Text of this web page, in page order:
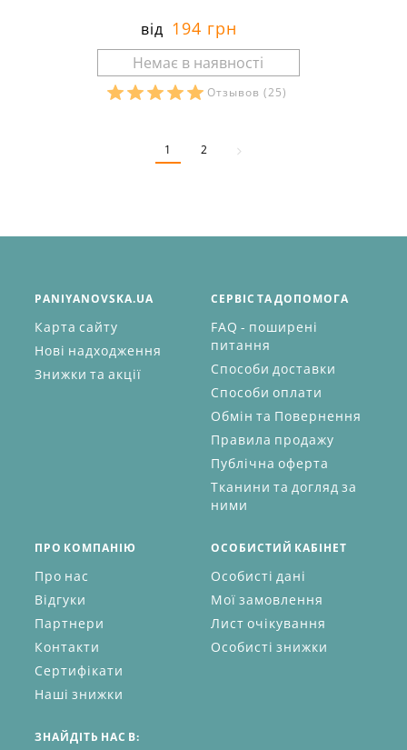
від 194 грн
Отзывов (25)
1 2
PANIYANOVSKA.UA
Карта сайту
Нові надходження
Знижки та акції
СЕРВІС ТА ДОПОМОГА
FAQ - поширені
питання
Способи доставки
Способи оплати
Обмін та Повернення
Правила продажу
Публічна оферта
Тканини та догляд за
ними
ПРО КОМПАНІЮ
Про нас
Відгуки
Партнери
Контакти
Сертифікати
Наші знижки
ОСОБИСТИЙ КАБІНЕТ
Особисті дані
Мої замовлення
Лист очікування
Особисті знижки
ЗНАЙДІТЬ НАС В: